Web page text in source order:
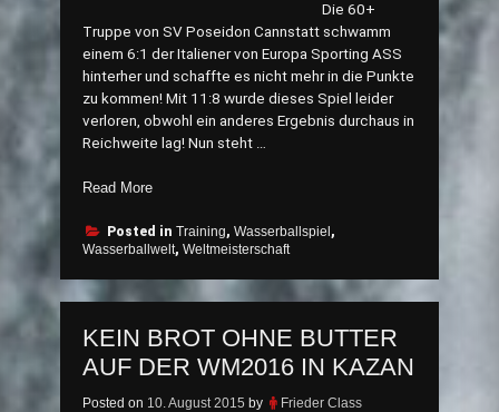
Die 60+
Truppe von SV Poseidon Cannstatt schwamm
einem 6:1 der Italiener von Europa Sporting ASS
hinterher und schaffte es nicht mehr in die Punkte
zu kommen! Mit 11:8 wurde dieses Spiel leider
verloren, obwohl ein anderes Ergebnis durchaus in
Reichweite lag! Nun steht …
Read More„Deutsche
´s
auf
der
WM
Schockstarre“
Posted in Training, Wasserballspiel ,
Wasserballwelt, Weltmeisterschaft
KEIN BROT OHNE BUTTER
AUF DER WM2016 IN KAZAN
Posted on 10. August 2015 by Frieder Class